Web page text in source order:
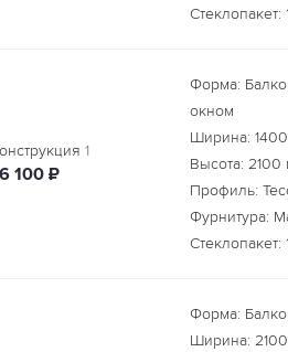
1
100 руб.
₽
Форма:
окном
Ширина: 1400
Высота: 2100
Профиль:
Фурнитура:
Форма:
Ширина: 2100